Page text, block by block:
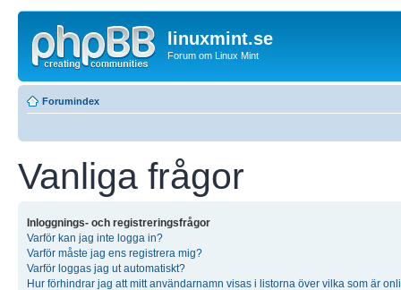
linuxmint.se
Forum om Linux Mint
Forumindex
Vanliga frågor
Inloggnings- och registreringsfrågor
Varför kan jag inte logga in?
Varför måste jag ens registrera mig?
Varför loggas jag ut automatiskt?
Hur förhindrar jag att mitt användarnamn visas i listorna över vilka som är